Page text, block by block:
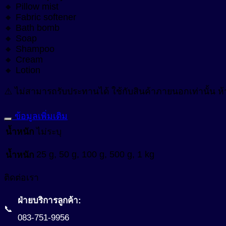
Anti-Allergy
Anti-Bacteria
Anti-Dandruff
Anti-Irritation
Anti-Microbials
Anti-Oxidant
สารเพิ่มความข้นหนืด (Viscosity Controlling)
สารเพิ่มความคงตัว (Stabilizers)
สารเพิ่มความทึบแสง (Opacifying Agent)
สารเพิ่มประสิทธิภาพเนื้อสัมผัส (Sensory Enhancer)
สารให้ความชุ่มชื้น (Emollient)
สีผงอนุภาคเล็กสำหรับใช้ในเครื่องสำอางเบสน้ำมัน (Castor Oil
สีผสมเครื่องสำอาง (water-based cosmetic colorant)
ผสาน
เป็น
ความ
สด
ชื่่น
ไลฟ์
สไตล์
🔸 Pillow mist
🔸 Fabric softener
🔸 Bath bomb
🔸 Soap
🔸 Shampoo
🔸 Cream
🔸 Lotion
⚠️ ไม่สามารถรับประทานได้ ใช้กับสินค้าภายนอกเท่านั้น
ข้อมูลเพิ่มเติม
น้ำหนัก ไม่ระบุ
น้ำหนัก 25 g, 50 g, 100 g, 500 g, 1 kg
ติดต่อเรา
📞
ฝ่ายบริการลูกค้า:
083-751-9956